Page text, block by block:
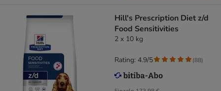
Hill's Prescription Diet z/d
Food Sensitivities
2 x 10 kg
Rating: 4.9/5 (88)